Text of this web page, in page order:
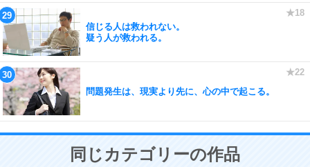
信じる人は救われない。
疑う人が救われる。
問題発生は、現実より先に、心の中で起こる。
同じカテゴリーの作品